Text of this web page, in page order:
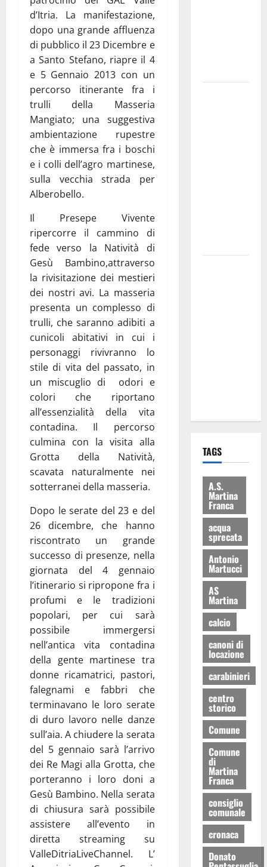
d’Itria. La manifestazione,
dopo una grande affluenza
di pubblico il 23 Dicembre e
a Santo Stefano, riapre il 4
e 5 Gennaio 2013 con un
percorso itinerante fra i
trulli della Masseria
Mangiato; una suggestiva
ambientazione rupestre
che è immersa fra i boschi
e i colli dell’agro martinese,
sulla vecchia strada per
Alberobello.
Il Presepe Vivente
ripercorre il cammino di
fede verso la Natività di
Gesù Bambino,attraverso
la rivisitazione dei mestieri
dei nostri avi. La masseria
presenta un complesso di
trulli, che saranno adibiti a
cunicoli abitativi in cui i
personaggi rivivranno lo
stile di vita del passato, in
un miscuglio di odori e
colori che riportano
all’essenzialità della vita
contadina. Il percorso
culmina con la visita alla
Grotta della Natività,
scavata naturalmente nei
sotterranei della masseria.
Dopo le serate del 23 e del
26 dicembre, che hanno
riscontrato un grande
successo di presenze, nella
giornata del 4 gennaio
l’itinerario si ripropone fra i
profumi e le tradizioni
popolari, per cui sarà
possibile immergersi
nell’antica vita contadina
della gente martinese tra
donne ricamatrici, pastori,
falegnami e fabbri che
terminavano le loro serate
di duro lavoro nelle danze
sull’aia. A chiudere la serata
del 5 gennaio sarà l’arrivo
dei Re Magi alla Grotta, che
porteranno i loro doni a
Gesù Bambino. Nella serata
di chiusura sarà possibile
assistere all’evento in
diretta streaming su
ValleDitriaLiveChannel. L’
TAGS
A.S.
Martina
Franca
acqua
sprecata
Antonio
Martucci
AS
Martina
calcio
canoni di
locazione
carabinieri
centro
storico
Comune
Comune
di
Martina
Franca
consiglio
comunale
cronaca
Donato